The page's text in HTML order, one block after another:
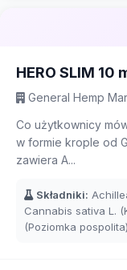
HERO SLIM 10
General Hemp
Co użytkownicy
w formie krople od
zawiera A...
Składniki:
Cannabis sativa L.
(Poziomka pospolita)